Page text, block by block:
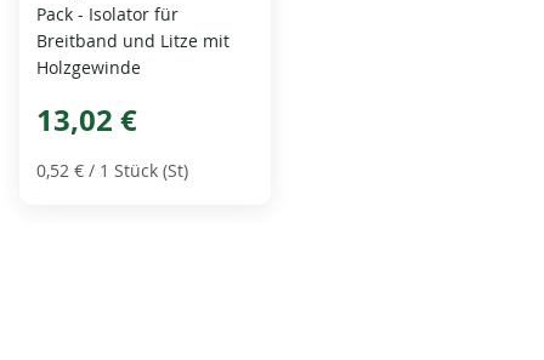
Pack - Isolator für
Breitband und Litze mit
Holzgewinde
13,02 €
0,52 € / 1 Stück (St)